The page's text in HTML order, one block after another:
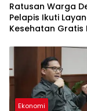
Ratusan Warga
Pelapis Ikuti
Kesehatan Gratis
Ekonomi